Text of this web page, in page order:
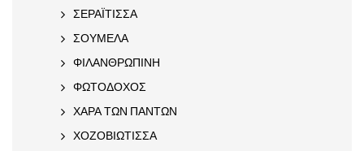
ΣΕΡΑΪΤΙΣΣΑ
ΣΟΥΜΕΛΑ
ΦΙΛΑΝΘΡΩΠΙΝΗ
ΦΩΤΟΔΟΧΟΣ
ΧΑΡΑ ΤΩΝ ΠΑΝΤΩΝ
ΧΟΖΟΒΙΩΤΙΣΣΑ